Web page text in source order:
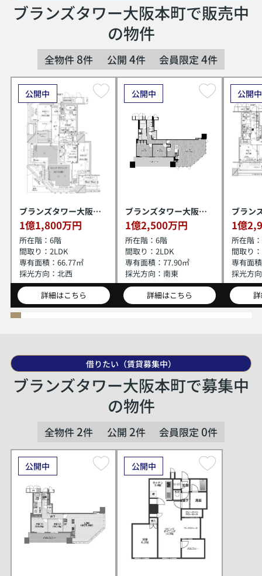
ブランズタワー大阪本町で販売中
の物件
全物件 8件 公開 4件 会員限定4件
公開中
ブランズタワー大阪本町
1億1,800万円
所在階： 6階
間取り： 2LDK
専有面積： 66.77㎡
採光方向： 北西
詳細はこちら
公開中
ブランズタワー大阪本町
1億2,500万円
所在階：6階
間取り：2LDK
専有面積：77.90㎡
採光方向：南東
詳細はこちら
公開中
1億
所在階：
間取り：
専有面
採光方
借りたい（賃貸募集中）
ブランズタワー大阪本町で募集中
の物件
全物件2件 公開 2件 会員限定 0件
公開中 公開中